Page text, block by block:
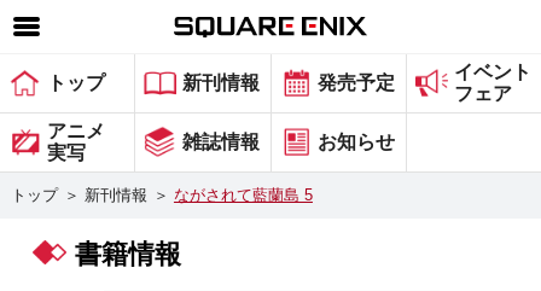
SQUARE ENIX 公式サイトメニュー
ゲーム
マガジン＆ブックス
グッズ
トップ 新刊情報 発売予定
イベント
フェア
アニメ
実写
雑誌情報 お知らせ
トップ ＞ 新刊情報 ＞ ながされて藍蘭島 5
書籍情報